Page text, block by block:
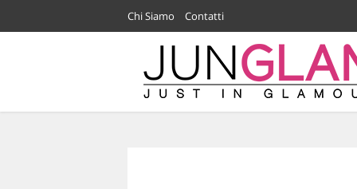
Chi Siamo Contatti